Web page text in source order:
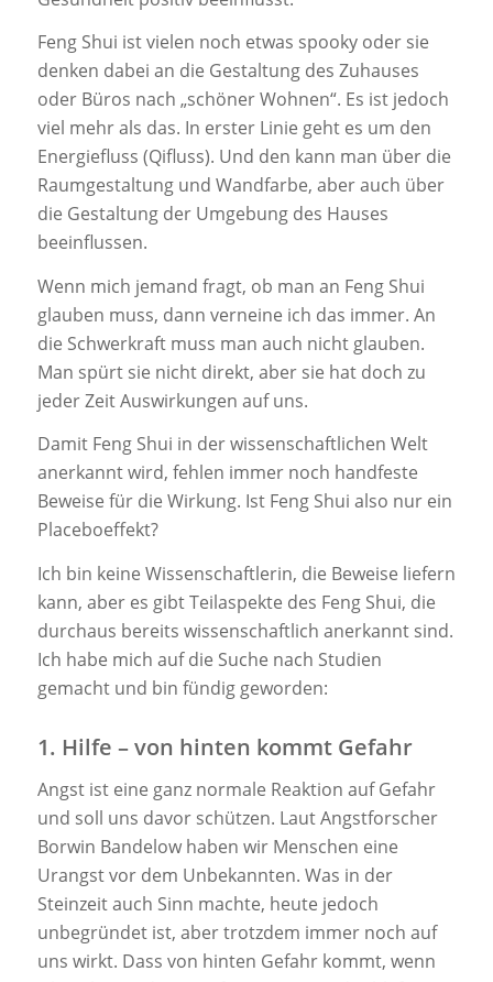
Feng Shui ist vielen noch etwas spooky oder sie
denken dabei an die Gestaltung des Zuhauses
oder Büros nach „schöner Wohnen“. Es ist jedoch
viel mehr als das. In erster Linie geht es um den
Energiefluss (Qifluss). Und den kann man über die
Raumgestaltung und Wandfarbe, aber auch über
die Gestaltung der Umgebung des Hauses
beeinflussen.
Wenn mich jemand fragt, ob man an Feng Shui
glauben muss, dann verneine ich das immer. An
die Schwerkraft muss man auch nicht glauben.
Man spürt sie nicht direkt, aber sie hat doch zu
jeder Zeit Auswirkungen auf uns.
Damit Feng Shui in der wissenschaftlichen Welt
anerkannt wird, fehlen immer noch handfeste
Beweise für die Wirkung. Ist Feng Shui also nur ein
Placeboeffekt?
Ich bin keine Wissenschaftlerin, die Beweise liefern
kann, aber es gibt Teilaspekte des Feng Shui, die
durchaus bereits wissenschaftlich anerkannt sind.
Ich habe mich auf die Suche nach Studien
gemacht und bin fündig geworden:
1. Hilfe – von hinten kommt Gefahr
Angst ist eine ganz normale Reaktion auf Gefahr
und soll uns davor schützen. Laut Angstforscher
Borwin Bandelow haben wir Menschen eine
Urangst vor dem Unbekannten. Was in der
Steinzeit auch Sinn machte, heute jedoch
unbegründet ist, aber trotzdem immer noch auf
uns wirkt. Dass von hinten Gefahr kommt, wenn